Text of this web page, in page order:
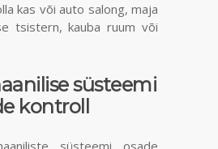
kas või auto salong, maja
tsistern, kauba ruum või
süsteemi
kontroll
süsteemi osade